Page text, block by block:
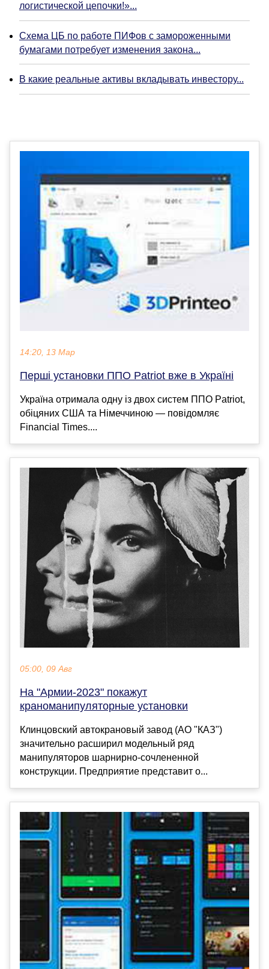
логистической цепочки!»...
Схема ЦБ по работе ПИФов с замороженными
бумагами потребует изменения закона...
В какие реальные активы вкладывать инвестору...
14:20, 13 Мар
Перші установки ППО Patriot вже в Україні
Україна отримала одну із двох систем ППО Patriot,
обіцяних США та Німеччиною — повідомляє
Financial Times....
05:00, 09 Авг
На "Армии-2023" покажут
краноманипуляторные установки
Клинцовский автокрановый завод (АО "КАЗ")
значительно расширил модельный ряд
манипуляторов шарнирно-сочлененной
конструкции. Предприятие представит о...